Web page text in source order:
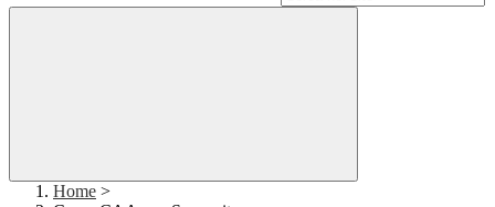
Home >